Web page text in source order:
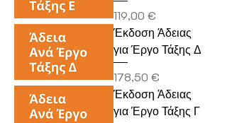
εργολάβοι.
Τιμή
119,00 €
Έκδοση Άδειας
για Έργο Τάξης Δ
Τιμή
178,50 €
Έκδοση Άδειας
για Έργο Τάξης Γ